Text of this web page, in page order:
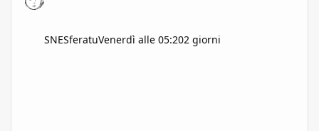
SNESferatuVenerdì alle 05:202 giorni